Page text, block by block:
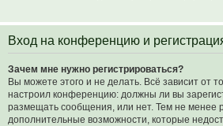
Вход на конференцию и
Зачем мне нужно регистрироваться?
Вы можете этого и не делать. Всё зависит от
настроил конференцию: должны ли вы
размещать сообщения, или нет. Тем не менее
дополнительные возможности, которые